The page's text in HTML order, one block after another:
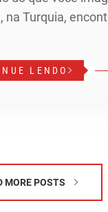
Turquia,
LENDO
MORE POSTS